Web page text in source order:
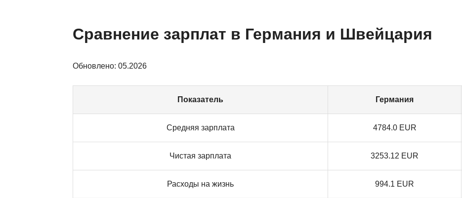
Сравнение зарплат в Германия и Швейцария
Обновлено: 05.2026
Показатель Германия
Средняя зарплата 4784.0 EUR
Чистая зарплата 3253.12 EUR
Расходы на жизнь 994.1 EUR